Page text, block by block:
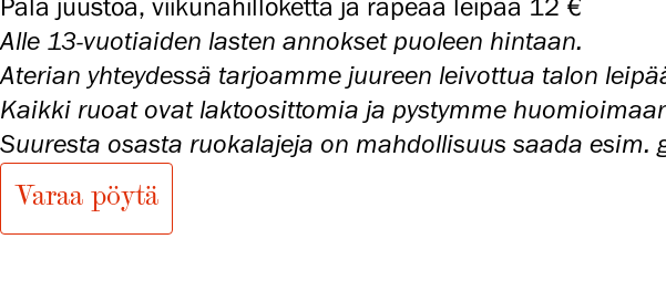
Pala juustoa, viikunahilloketta ja rapeaa leipää 12 €
Alle 13-vuotiaiden lasten annokset puoleen hintaan.
Aterian yhteydessä tarjoamme juureen leivottua talon
Kaikki ruoat ovat laktoosittomia ja pystymme
Suuresta osasta ruokalajeja on mahdollisuus saada
Varaa pöytä